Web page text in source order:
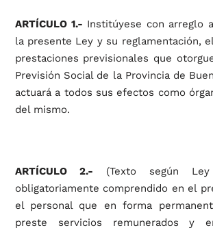
ARTÍCULO 1.- Institúyese con arreglo
la presente Ley y su reglamentación,
prestaciones previsionales que
Previsión Social de la Provincia de
actuará a todos sus efectos como
del mismo.
ARTÍCULO 2.- (Texto según Ley
obligatoriamente comprendido en el
el personal que en forma
preste servicios remunerados y